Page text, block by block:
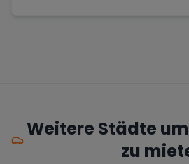
Weitere Städte
zu